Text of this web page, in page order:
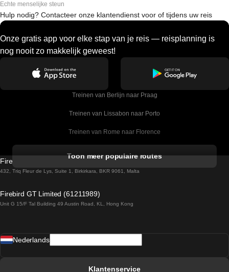
Echte menselijke steun
Hulp nodig? Contacteer onze klantendienst voor of tijdens uw reis
Onze gratis app voor elke stap van je reis — reisplanning is
nog nooit zo makkelijk geweest!
Treinen van Berlijn naar Praag
Treinen van Lissabon naar Porto
Treinen van Rome naar Florence
Treinen van Sevilla naar Barcelona
Treinen van Praag naar Wenen
Toon meer populaire routes
Firebird GT Limited (OC 1451)
432, Triq Fleur de Lys, Suite 1, Birkirkara, BKR 9061, Malta
Firebird GT Limited (61211989)
Unit G 15/F Tal Building 49 Austin Road, KL, Hong Kong
Nederlands
Klantenservice